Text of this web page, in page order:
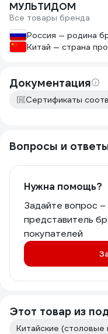
МУЛЬТИДОМ
Все товары бренда
Россия — родина
Китай — страна
Документация
Сертификаты
Вопросы и
Нужна помощь?
Задайте вопрос
представитель
покупателей
Этот товар из
Китайские (столовые